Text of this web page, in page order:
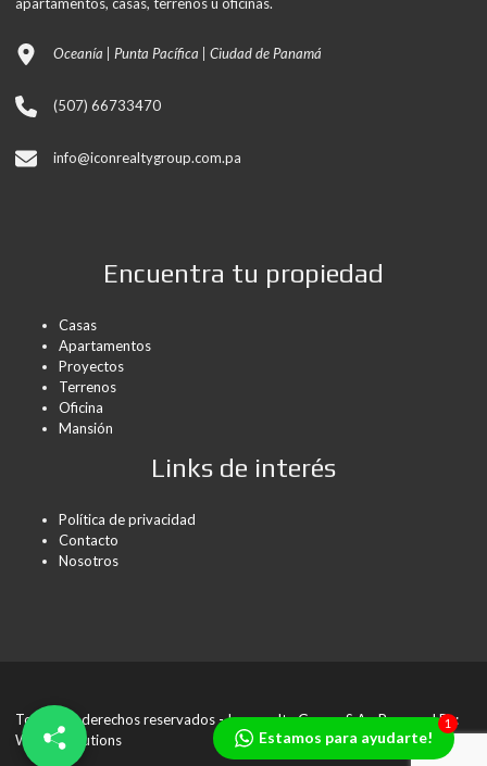
Oceanía | Punta Pacífica | Ciudad de Panamá
(507) 66733470
info@iconrealtygroup.com.pa
Encuentra tu propiedad
Casas
Apartamentos
Proyectos
Terrenos
Oficina
Mansión
Links de interés
Política de privacidad
Contacto
Nosotros
Todos los derechos reservados - Icon realty Group, S.A - Powered By:
Wanda Solutions
Estamos para ayudarte!
1